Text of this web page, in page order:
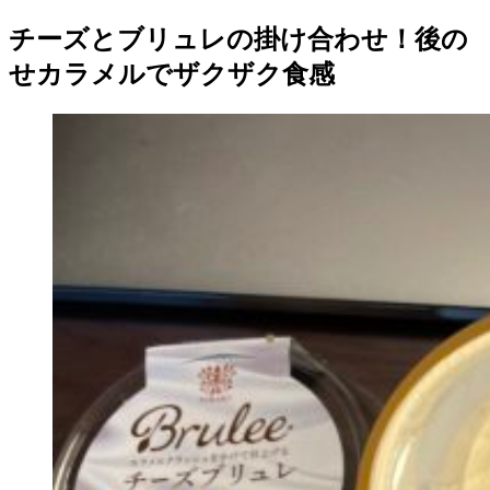
チーズとブリュレの掛け合わせ！後の
せカラメルでザクザク食感